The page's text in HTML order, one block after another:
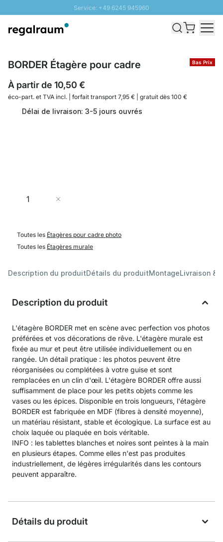
Service: +49 6245 945960
Livraison rapide - Livraison gratuite dès 100€
Bas Prix
BORDER Étagère pour cadre
À partir de 10,50 €
éco-part. et TVA incl. | forfait transport 7,95 € | gratuit dès 100 €
Délai de livraison: 3-5 jours ouvrés
Quantité
Toutes les Étagères pour cadre photo
Toutes les Étagères murale
Description du produitDétails du produitMontageLivraison &
Description du produit
L'étagère BORDER met en scène avec perfection vos photos
préférées et vos décorations de rêve. L'étagère murale est
fixée au mur et peut être utilisée individuellement ou en
rangée. Un détail pratique : les photos peuvent être
réorganisées ou complétées à votre guise et sont
remplacées en un clin d'œil. L'étagère BORDER offre aussi
suffisamment de place pour les petits objets comme les
vases ou les épices. Disponible en trois longueurs, l'étagère
BORDER est fabriquée en MDF (fibres à densité moyenne),
un matériau résistant, stable et écologique. La surface est au
choix laquée ou plaquée en bois véritable.
INFO : les tablettes blanches et noires sont peintes à la main
en plusieurs étapes. Comme elles n'est pas produites
industriellement, de légères irrégularités dans les contours
peuvent apparaître.
Détails du produit